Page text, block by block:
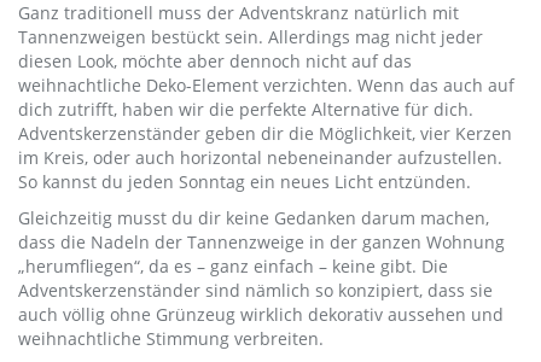
Ganz traditionell muss der Adventskranz natürlich mit
Tannenzweigen bestückt sein. Allerdings mag nicht jeder
diesen Look, möchte aber dennoch nicht auf das
weihnachtliche Deko-Element verzichten. Wenn das auch auf
dich zutrifft, haben wir die perfekte Alternative für dich.
Adventskerzenständer geben dir die Möglichkeit, vier Kerzen
im Kreis, oder auch horizontal nebeneinander aufzustellen.
So kannst du jeden Sonntag ein neues Licht entzünden.
Gleichzeitig musst du dir keine Gedanken darum machen,
dass die Nadeln der Tannenzweige in der ganzen Wohnung
„herumfliegen“, da es – ganz einfach – keine gibt. Die
Adventskerzenständer sind nämlich so konzipiert, dass sie
auch völlig ohne Grünzeug wirklich dekorativ aussehen und
weihnachtliche Stimmung verbreiten.